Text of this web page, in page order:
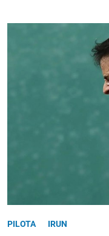
PILOTA IRUN